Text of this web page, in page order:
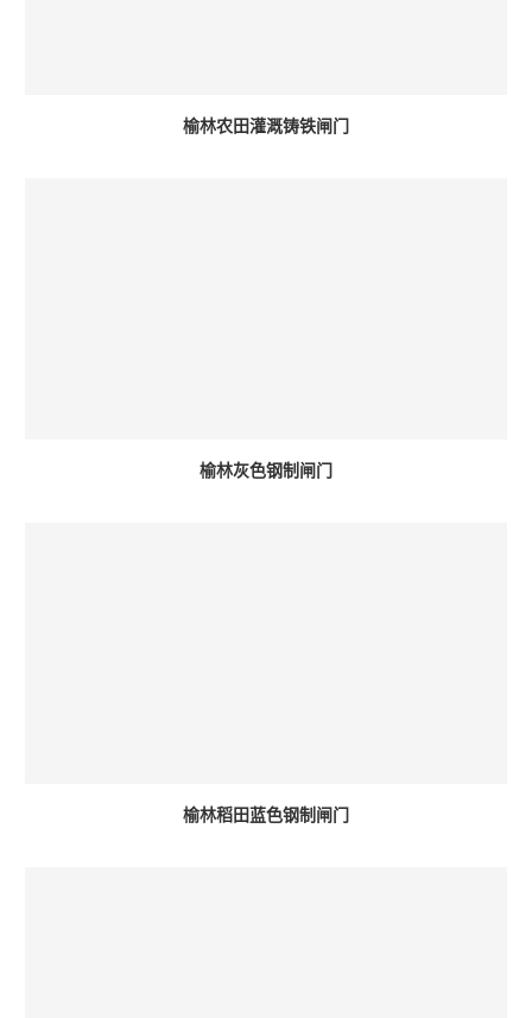
榆林农田灌溉铸铁闸门
榆林灰色钢制闸门
榆林稻田蓝色钢制闸门